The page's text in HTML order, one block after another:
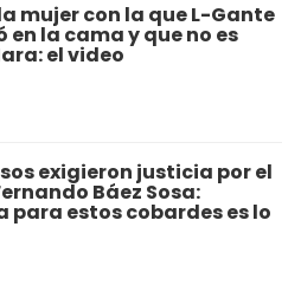
mujer con la que L-Gante
en la cama y que no es
el video
exigieron justicia por el
Báez Sosa:
para estos cobardes es lo